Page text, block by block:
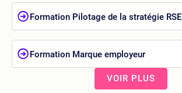
Formation Pilotage de la stratégie RSE
Formation Marque employeur
VOIR PLUS